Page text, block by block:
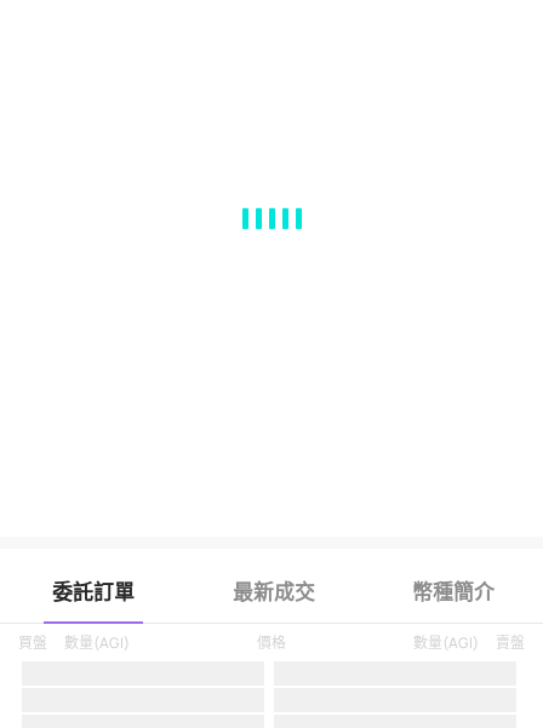
委託訂單 最新成交 幣種簡介
買盤 數量(AGI) 價格 賣盤
數量(AGI)